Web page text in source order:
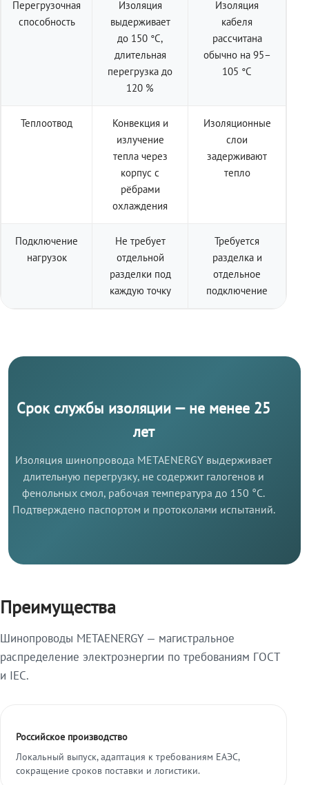
Перегрузочная
способность
Изоляция
выдерживает
до 150 °C,
длительная
перегрузка до
120 %
Изоляция
кабеля
рассчитана
обычно на 95–
105 °C
Теплоотвод
Конвекция и
излучение
тепла через
корпус с
рёбрами
охлаждения
Изоляционные
слои
задерживают
тепло
Подключение
нагрузок
Не требует
отдельной
разделки под
каждую точку
Требуется
разделка и
отдельное
подключение
Срок службы изоляции — не менее 25
лет
Изоляция шинопровода METAENERGY выдерживает
длительную перегрузку, не содержит галогенов и
фенольных смол, рабочая температура до 150 °C.
Подтверждено паспортом и протоколами испытаний.
Преимущества
Шинопроводы METAENERGY — магистральное
распределение электроэнергии по требованиям ГОСТ
и IEC.
Российское производство
Локальный выпуск, адаптация к требованиям ЕАЭС,
сокращение сроков поставки и логистики.